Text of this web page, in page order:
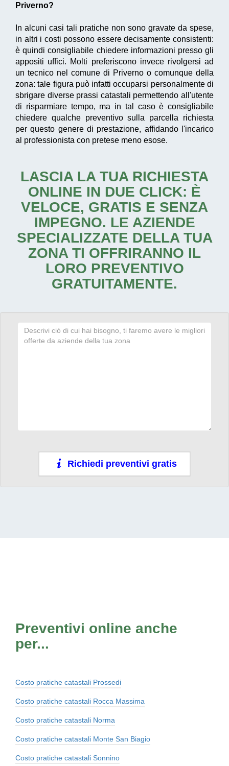
Priverno?
In alcuni casi tali pratiche non sono gravate da spese,
in altri i costi possono essere decisamente consistenti:
è quindi consigliabile chiedere informazioni presso gli
appositi uffici. Molti preferiscono invece rivolgersi ad
un tecnico nel comune di Priverno o comunque della
zona: tale figura può infatti occuparsi personalmente di
sbrigare diverse prassi catastali permettendo all'utente
di risparmiare tempo, ma in tal caso è consigliabile
chiedere qualche preventivo sulla parcella richiesta
per questo genere di prestazione, affidando l'incarico
al professionista con pretese meno esose.
LASCIA LA TUA RICHIESTA
ONLINE IN DUE CLICK: È
VELOCE, GRATIS E SENZA
IMPEGNO. LE AZIENDE
SPECIALIZZATE DELLA TUA
ZONA TI OFFRIRANNO IL
LORO PREVENTIVO
GRATUITAMENTE.
Richiedi preventivi gratis
Preventivi online anche
per...
Costo pratiche catastali Prossedi
Costo pratiche catastali Rocca Massima
Costo pratiche catastali Norma
Costo pratiche catastali Monte San Biagio
Costo pratiche catastali Sonnino